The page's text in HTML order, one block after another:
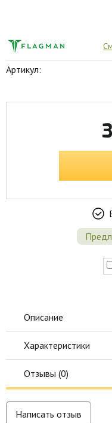
Артикул:
Описание
Характеристики
Отзывы (0)
Написать отзыв